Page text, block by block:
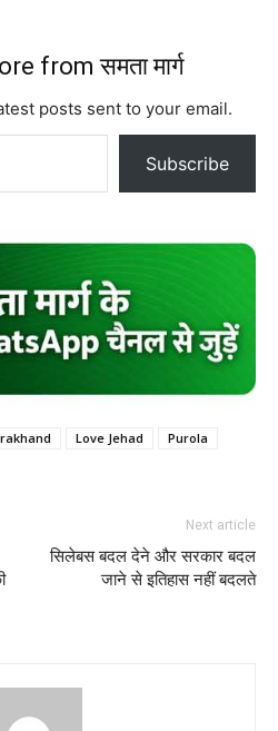
from समता मार्ग
posts sent to your email.
Subscribe
Love Jehad
Purola
Next article
सिलेबस बदल देने और सरकार बदल
जाने से इतिहास नहीं बदलते